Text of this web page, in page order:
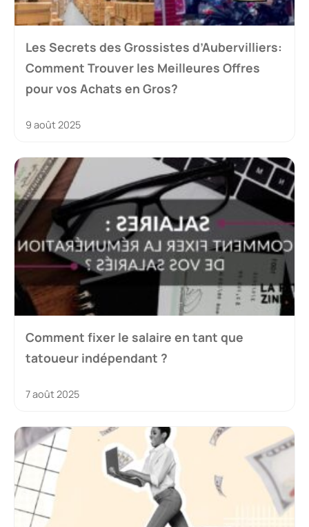
Les Secrets des Grossistes d’Aubervilliers:
Comment Trouver les Meilleures Offres
pour vos Achats en Gros?
9 août 2025
Comment fixer le salaire en tant que
tatoueur indépendant ?
7 août 2025